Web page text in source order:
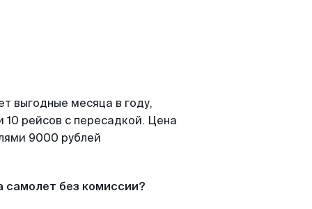
выгодные месяца в году,
рейсов с пересадкой. Цена
9000 рублей
самолет без комиссии?